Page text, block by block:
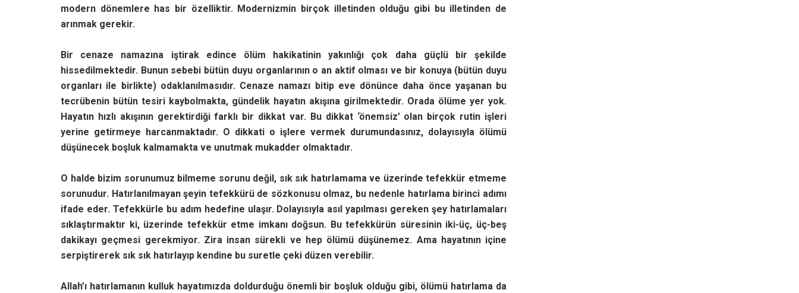
modern dönemlere has bir özelliktir. Modernizmin birçok illetinden olduğu gibi bu illetinden de
arınmak gerekir.
Bir cenaze namazına iştirak edince ölüm hakikatinin yakınlığı çok daha güçlü bir şekilde
hissedilmektedir. Bunun sebebi bütün duyu organlarının o an aktif olması ve bir konuya (bütün duyu
organları ile birlikte) odaklanılmasıdır. Cenaze namazı bitip eve dönünce daha önce yaşanan bu
tecrübenin bütün tesiri kaybolmakta, gündelik hayatın akışına girilmektedir. Orada ölüme yer yok.
Hayatın hızlı akışının gerektirdiği farklı bir dikkat var. Bu dikkat ‘önemsiz’ olan birçok rutin işleri
yerine getirmeye harcanmaktadır. O dikkati o işlere vermek durumundasınız, dolayısıyla ölümü
düşünecek boşluk kalmamakta ve unutmak mukadder olmaktadır.
O halde bizim sorunumuz bilmeme sorunu değil, sık sık hatırlamama ve üzerinde tefekkür etmeme
sorunudur. Hatırlanılmayan şeyin tefekkürü de sözkonusu olmaz, bu nedenle hatırlama birinci adımı
ifade eder. Tefekkürle bu adım hedefine ulaşır. Dolayısıyla asıl yapılması gereken şey hatırlamaları
sıklaştırmaktır ki, üzerinde tefekkür etme imkanı doğsun. Bu tefekkürün süresinin iki-üç, üç-beş
dakikayı geçmesi gerekmiyor. Zira insan sürekli ve hep ölümü düşünemez. Ama hayatının içine
serpiştirerek sık sık hatırlayıp kendine bu suretle çeki düzen verebilir.
Allah’ı hatırlamanın kulluk hayatımızda doldurduğu önemli bir boşluk olduğu gibi, ölümü hatırlama da